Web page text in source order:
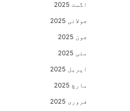
اگست 2025
جولائی 2025
جون 2025
مئی 2025
اپریل 2025
مارچ 2025
فروری 2025